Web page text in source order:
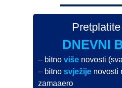
DNEVNI
– bitnoviše novosti
– bitnosvježije novosti
zamaaero